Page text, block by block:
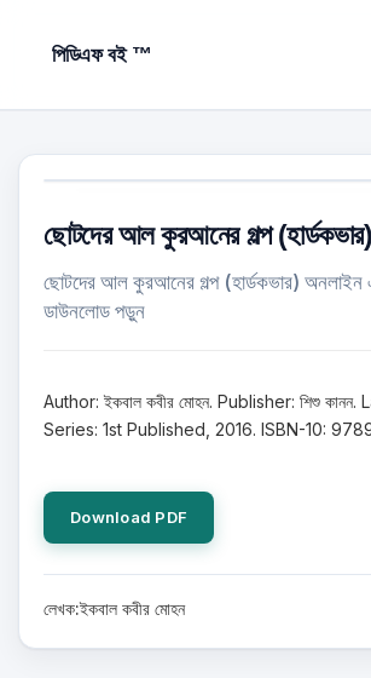
পিডিএফ বই ™
ছোটদের আল কুরআনের গল্প (হার্ডকভার)
ছোটদের আল কুরআনের গল্প (হার্ডকভার) অনলাইন
ডাউনলোড পড়ুন
Author: ইকবাল কবীর মোহন. Publisher: শিশু কানন.
Series: 1st Published, 2016. ISBN-10:
Download PDF
লেখক:ইকবাল কবীর মোহন